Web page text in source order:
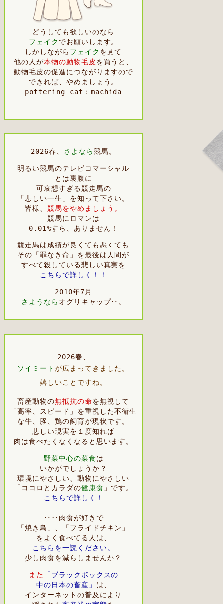
どうしても欲しいのなら
フェイク でお願いします。
しかしながら フェイク を見て
他の人が本物の動物毛皮を買うと、
動物毛皮の促進につながりますので
できれば、やめましょう。
pottering cat：machida
2026春、 さよなら競馬。
明るい競馬のテレビコマーシャル
とは裏腹に
可哀想すぎる競走馬の
「悲しい一生」を知って下さい。
皆様、 競馬をやめましょう。
競馬にロマンは
0.01%すら、ありません！
競走馬は成績が良くても悪くても
その「罪なき命」を最後は人間が
すべて殺している悲しい真実を
こちらで詳しく！！
2010年7月
さようなら オグリキャップ‥。
2026春、
ソイミート が広まってきました。
嬉しいことですね。
畜産動物の無抵抗の命を無視して
「高率、スピード」を重視した不衛生
な牛、豚、鶏の飼育が現状です。
悲しい現実を１度知れば
肉は食べたくなくなると思います。
野菜中心の菜食は
いかがでしょうか？
環境にやさしい、動物にやさしい
「ココロとカラダの健康食 」です。
こちらで詳しく！
‥‥肉食が好きで
「焼き鳥」、「フライドチキン」
をよく食べてる人は、
こちらを一読ください。
少し肉食を減らしませんか？
また 「ブラックボックスの
中の日本の畜産」 は、
インターネットの普及により